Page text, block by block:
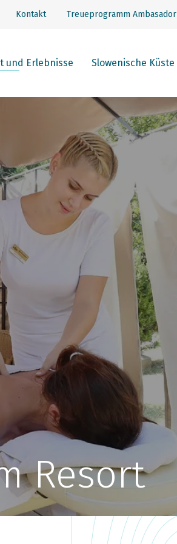
Kontakt Treueprogramm Ambasador
und Erlebnisse Slowenische Küste
Resort